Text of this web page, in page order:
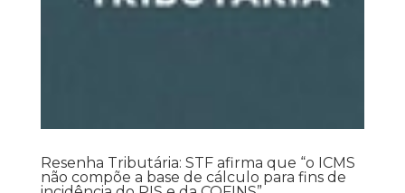
Resenha Tributária: STF afirma que “o ICMS
não compõe a base de cálculo para fins de